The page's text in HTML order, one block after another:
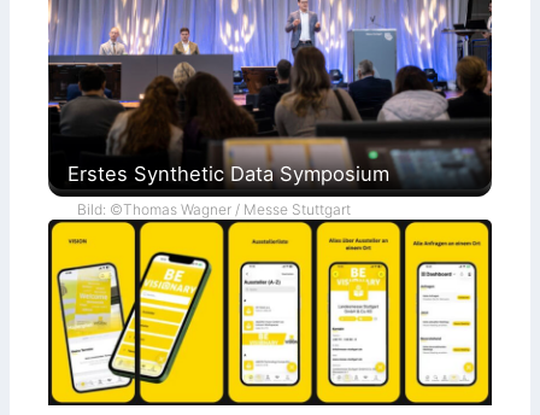
Erstes Synthetic Data Symposium
Bild: ©Thomas Wagner / Messe Stuttgart